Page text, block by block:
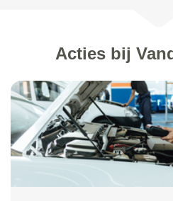
Acties bij